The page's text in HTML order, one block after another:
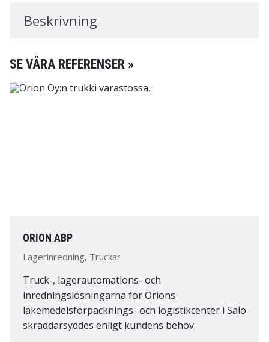
Beskrivning
SE VÅRA REFERENSER »
ORION ABP
Lagerinredning, Truckar
Truck-, lagerautomations- och
inredningslösningarna för Orions
läkemedelsförpacknings- och logistikcenter i Salo
skräddarsyddes enligt kundens behov.